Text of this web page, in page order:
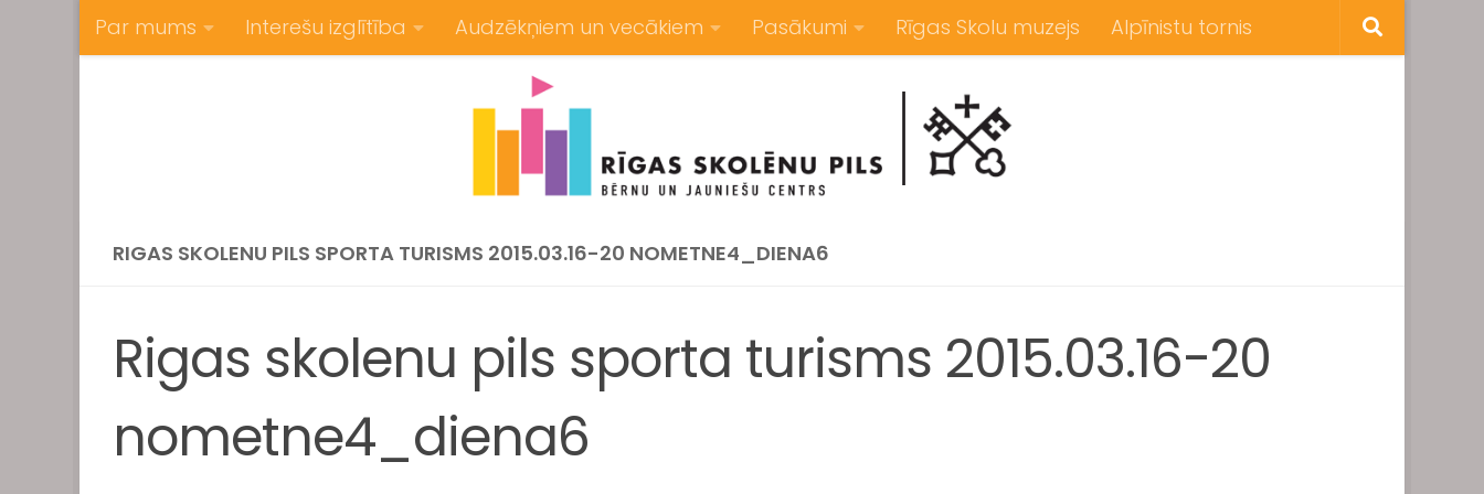
Skip to content
Par mums Interešu izglītība Audzēkņiem un vecākiem Pasākumi Rīgas Skolu muzejs Alpīnistu tornis
RIGAS SKOLENU PILS SPORTA TURISMS 2015.03.16-20 NOMETNE4_DIENA6
Rigas skolenu pils sporta turisms 2015.03.16-20
nometne4_diena6